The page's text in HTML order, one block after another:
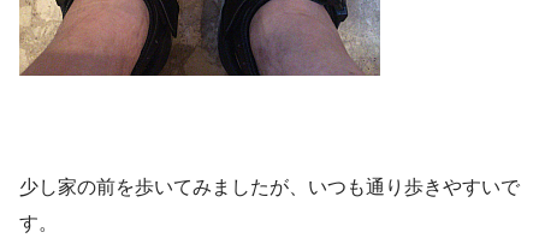
少し家の前を歩いてみましたが、いつも通り歩きやすいで
す。